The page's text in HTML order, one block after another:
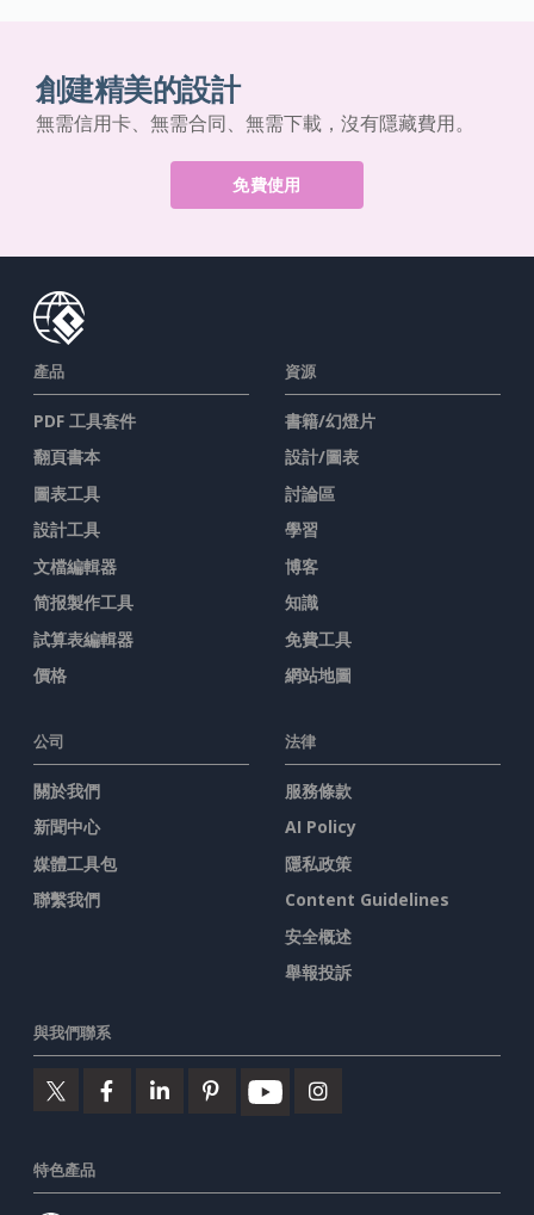
創建精美的設計
無需信用卡、無需合同、無需下載，沒有隱藏費用。
免費使用
產品
PDF 工具套件
翻頁書本
圖表工具
設計工具
文檔編輯器
简报製作工具
試算表編輯器
價格
資源
書籍/幻燈片
設計/圖表
討論區
學習
博客
知識
免費工具
網站地圖
公司
關於我們
新聞中心
媒體工具包
聯繫我們
法律
服務條款
AI Policy
隱私政策
Content Guidelines
安全概述
舉報投訴
與我們聯系
特色產品